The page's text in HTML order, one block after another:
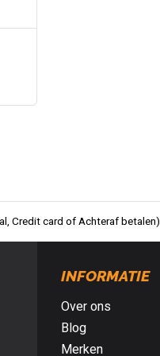
Credit card of Achteraf betalen)
INFORMATIE
Over ons
Blog
Merken